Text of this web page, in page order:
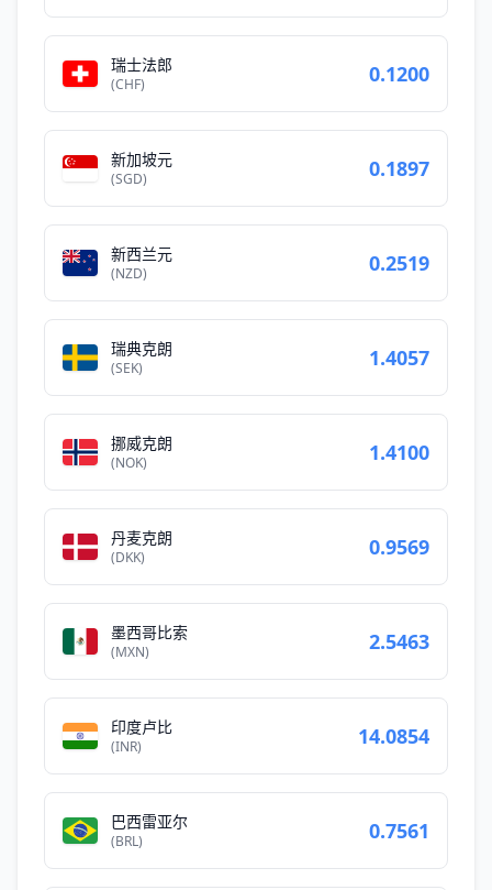
瑞士法郎
(CHF) 0.1200
新加坡元
(SGD) 0.1897
新西兰元
(NZD) 0.2519
瑞典克朗
(SEK) 1.4057
挪威克朗
(NOK) 1.4100
丹麦克朗
(DKK) 0.9569
墨西哥比索
(MXN) 2.5463
印度卢比
(INR) 14.0854
巴西雷亚尔
(BRL) 0.7561